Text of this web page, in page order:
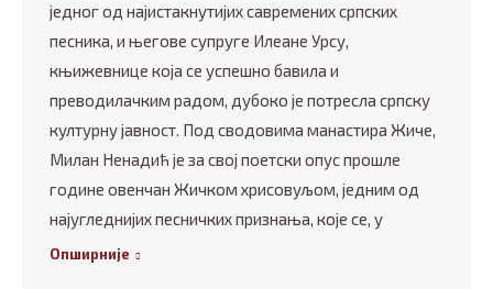
једног од најистакнутијих савремених српских
песника, и његове супруге Илеане Урсу,
књижевнице која се успешно бавила и
преводилачким радом, дубоко је потресла српску
културну јавност. Под сводовима манастира Жиче,
Милан Ненадић је за свој поетски опус прошле
године овенчан Жичком хрисовуљом, једним од
најугледнијих песничких признања, које се, у
Опширније